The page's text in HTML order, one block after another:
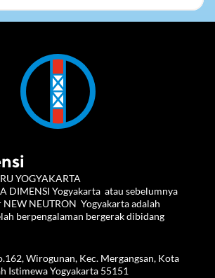
YOGYAKARTA
DIMENSI Yogyakarta  atau sebelumnya
NEUTRON  Yogyakarta adalah
berpengalaman bergerak dibidang
Wirogunan, Kec. Mergangsan, Kota
Istimewa Yogyakarta 55151